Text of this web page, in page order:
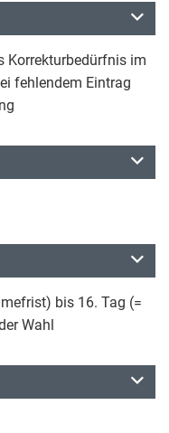
Korrekturbedürfnis im
fehlendem Eintrag
bis 16. Tag (=
Wahl